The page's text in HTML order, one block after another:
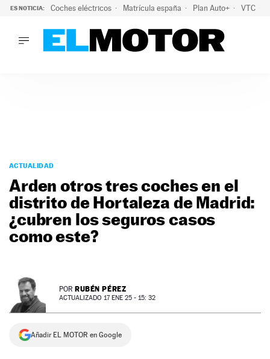
ES NOTICIA: Coches eléctricos Matrícula españa Plan Auto+ VTC
PODCAST
MOTOS
TECNOLOGÍA
SUPERCOCHES
MOTORTV
NEWSLETTER
ACTUALIDAD
Arden otros tres coches en el
distrito de Hortaleza de Madrid:
¿cubren los seguros casos
como este?
POR RUBÉN PÉREZ
ACTUALIZADO 17 ENE 25 - 15: 32
Añadir EL MOTOR en Google